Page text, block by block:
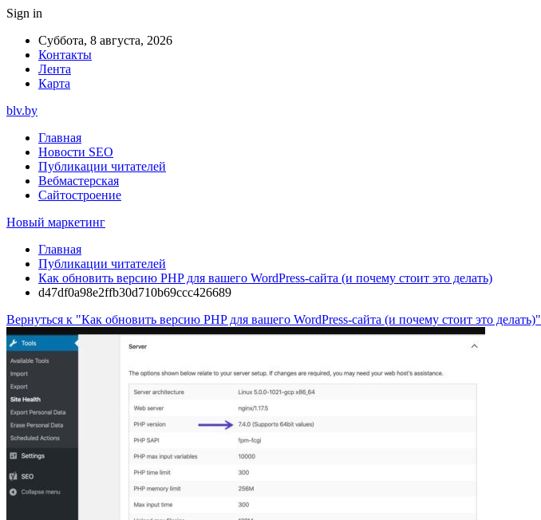
Sign in
Суббота, 8 августа, 2026
Контакты
Лента
Карта
blv.by
Главная
Новости SEO
Публикации читателей
Вебмастерская
Сайтостроение
Новый маркетинг
Главная
Публикации читателей
Как обновить версию PHP для вашего WordPress-сайта (и почему стоит это делать)
d47df0a98e2ffb30d710b69ccc426689
Вернуться к "Как обновить версию PHP для вашего WordPress-сайта (и почему стоит это делать)"